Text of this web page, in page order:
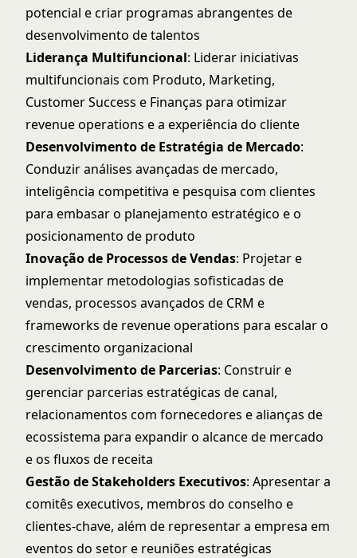
potencial e criar programas abrangentes de
desenvolvimento de talentos
Liderança Multifuncional: Liderar iniciativas
multifuncionais com Produto, Marketing,
Customer Success e Finanças para otimizar
revenue operations e a experiência do cliente
Desenvolvimento de Estratégia de Mercado:
Conduzir análises avançadas de mercado,
inteligência competitiva e pesquisa com clientes
para embasar o planejamento estratégico e o
posicionamento de produto
Inovação de Processos de Vendas: Projetar e
implementar metodologias sofisticadas de
vendas, processos avançados de CRM e
frameworks de revenue operations para escalar o
crescimento organizacional
Desenvolvimento de Parcerias: Construir e
gerenciar parcerias estratégicas de canal,
relacionamentos com fornecedores e alianças de
ecossistema para expandir o alcance de mercado
e os fluxos de receita
Gestão de Stakeholders Executivos: Apresentar a
comitês executivos, membros do conselho e
clientes-chave, além de representar a empresa em
eventos do setor e reuniões estratégicas